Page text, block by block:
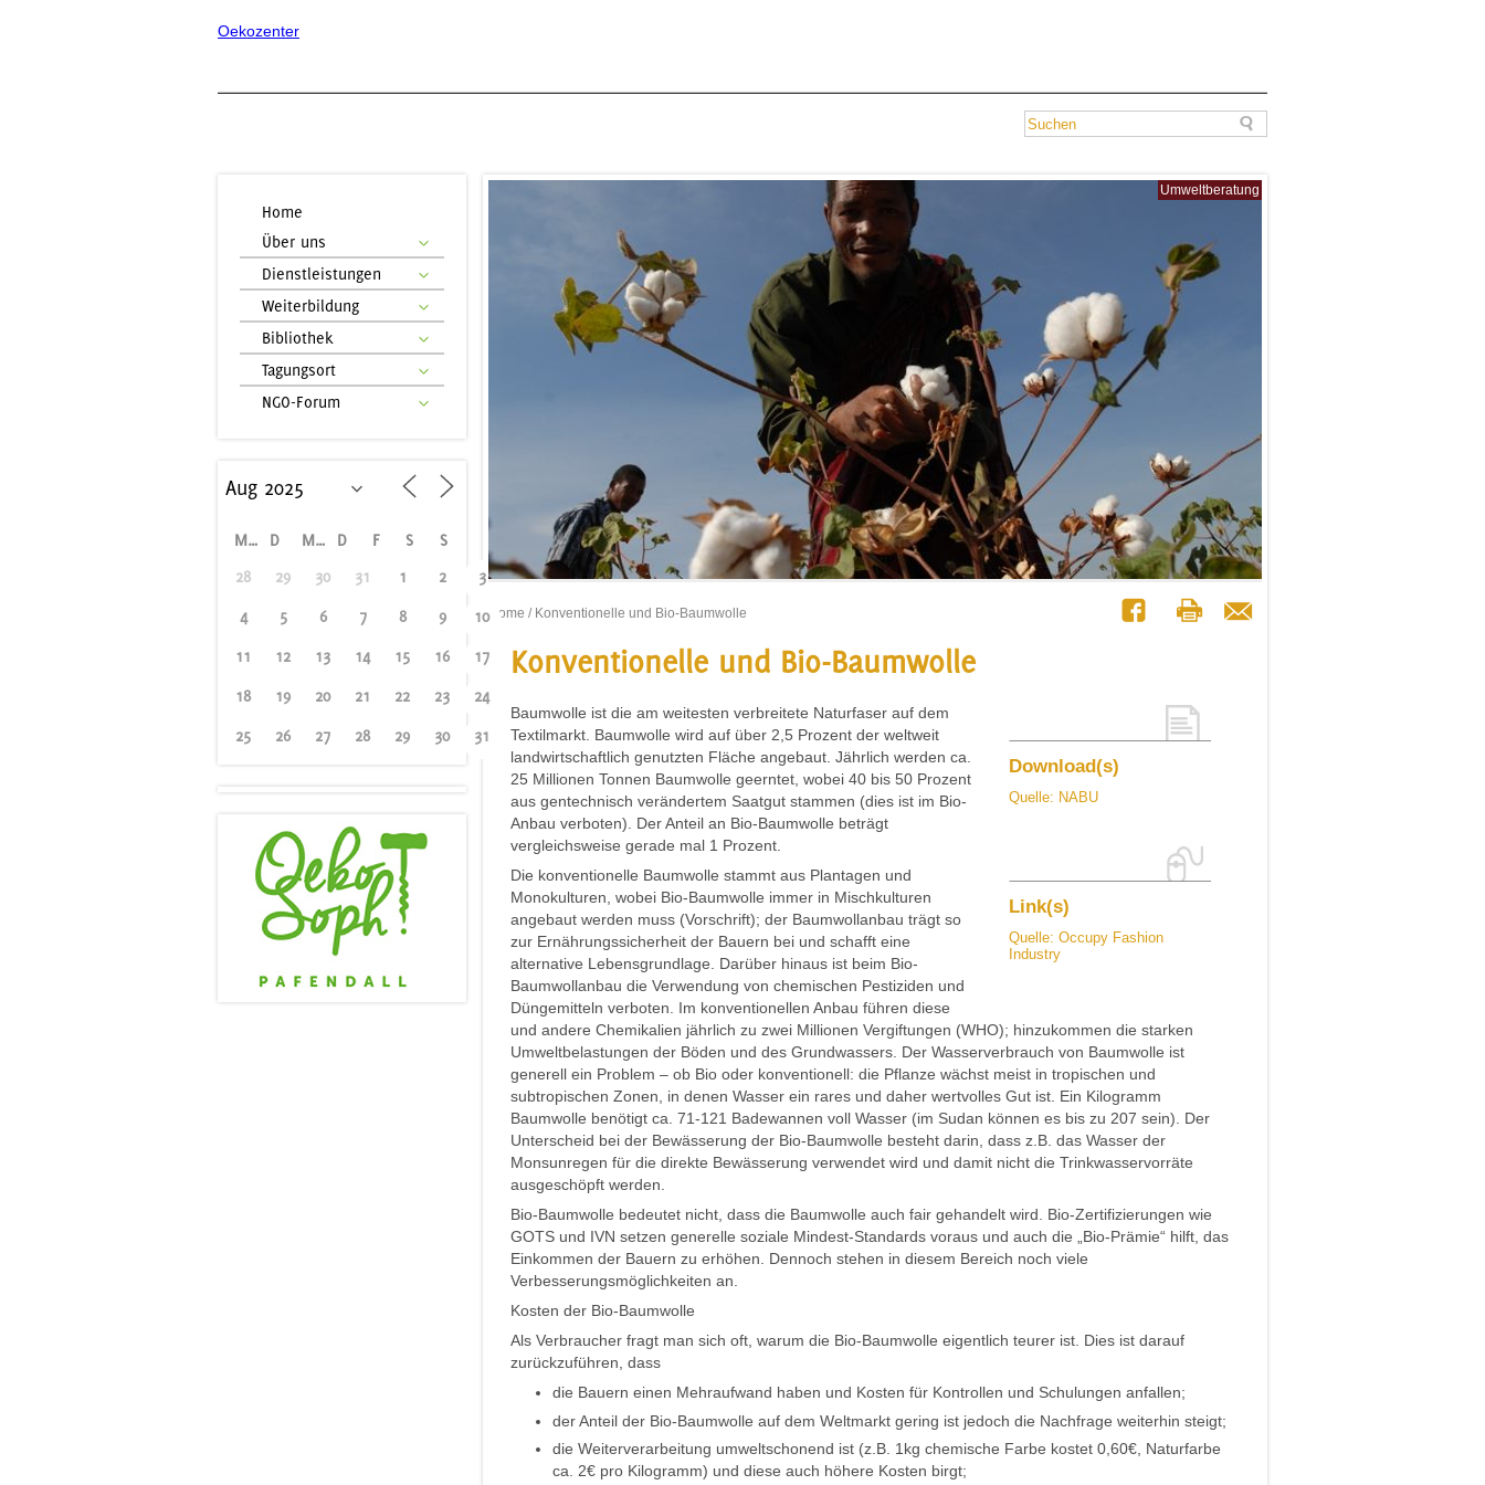
Oekozenter
Home
Über uns
Dienstleistungen
Weiterbildung
Bibliothek
Tagungsort
NGO-Forum
M D M D F S
S
28
29 30 31 1 2 3
4 5 6 7 8 9 10
11 12 13 14 15 16 17
18 19 20 21 22 23 24
25 26 27 28 29 30 31
Umweltberatung
Home / Konventionelle und Bio-Baumwolle
Konventionelle und Bio-Baumwolle
Download(s)
Quelle: NABU
Link(s)
Quelle: Occupy Fashion
Industry
Baumwolle ist die am weitesten verbreitete Naturfaser auf dem
Textilmarkt. Baumwolle wird auf über 2,5 Prozent der weltweit
landwirtschaftlich genutzten Fläche angebaut. Jährlich werden ca.
25 Millionen Tonnen Baumwolle geerntet, wobei 40 bis 50 Prozent
aus gentechnisch verändertem Saatgut stammen (dies ist im Bio-
Anbau verboten). Der Anteil an Bio-Baumwolle beträgt
vergleichsweise gerade mal 1 Prozent.
Die konventionelle Baumwolle stammt aus Plantagen und
Monokulturen, wobei Bio-Baumwolle immer in Mischkulturen
angebaut werden muss (Vorschrift); der Baumwollanbau trägt so
zur Ernährungssicherheit der Bauern bei und schafft eine
alternative Lebensgrundlage. Darüber hinaus ist beim Bio-
Baumwollanbau die Verwendung von chemischen Pestiziden und
Düngemitteln verboten. Im konventionellen Anbau führen diese
und andere Chemikalien jährlich zu zwei Millionen Vergiftungen (WHO); hinzukommen die starken
Umweltbelastungen der Böden und des Grundwassers. Der Wasserverbrauch von Baumwolle ist
generell ein Problem – ob Bio oder konventionell: die Pflanze wächst meist in tropischen und
subtropischen Zonen, in denen Wasser ein rares und daher wertvolles Gut ist. Ein Kilogramm
Baumwolle benötigt ca. 71-121 Badewannen voll Wasser (im Sudan können es bis zu 207 sein). Der
Unterscheid bei der Bewässerung der Bio-Baumwolle besteht darin, dass z.B. das Wasser der
Monsunregen für die direkte Bewässerung verwendet wird und damit nicht die Trinkwasservorräte
ausgeschöpft werden.
Bio-Baumwolle bedeutet nicht, dass die Baumwolle auch fair gehandelt wird. Bio-Zertifizierungen wie
GOTS und IVN setzen generelle soziale Mindest-Standards voraus und auch die „Bio-Prämie“ hilft, das
Einkommen der Bauern zu erhöhen. Dennoch stehen in diesem Bereich noch viele
Verbesserungsmöglichkeiten an.
Kosten der Bio-Baumwolle
Als Verbraucher fragt man sich oft, warum die Bio-Baumwolle eigentlich teurer ist. Dies ist darauf
zurückzuführen, dass
die Bauern einen Mehraufwand haben und Kosten für Kontrollen und Schulungen anfallen;
der Anteil der Bio-Baumwolle auf dem Weltmarkt gering ist jedoch die Nachfrage weiterhin steigt;
die Weiterverarbeitung umweltschonend ist (z.B. 1kg chemische Farbe kostet 0,60€, Naturfarbe
ca. 2€ pro Kilogramm) und diese auch höhere Kosten birgt;